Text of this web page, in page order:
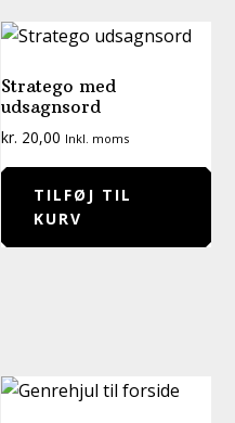
Stratego med
udsagnsord
kr. 20,00 Inkl. moms
TILFØJ TIL
KURV